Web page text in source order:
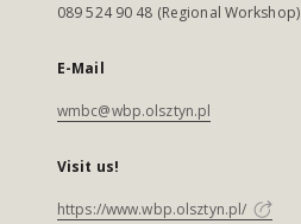
089 524 90 48 (Regional Workshop)
E-Mail
wmbc@wbp.olsztyn.pl
Visit us!
https://www.wbp.olsztyn.pl/